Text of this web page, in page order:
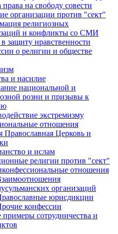
на свободу совести
организации против "сект"
религиозных
и конфликты со СМИ
защиту нравственности
о религии и обществе
и насилие
национальной и
розни и призывы к
экстремизму
отношения
Православная Церковь и
и ислам
религии против "сект"
отношения
организаций
юрисдикции
конфессии
примеры сотрудничества и